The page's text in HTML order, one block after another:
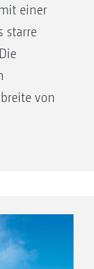
für
Cirrus
2021)
einer
starre
von